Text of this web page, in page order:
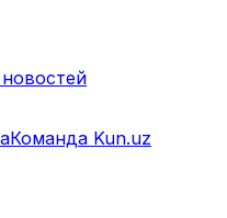
Команда Kun.uz